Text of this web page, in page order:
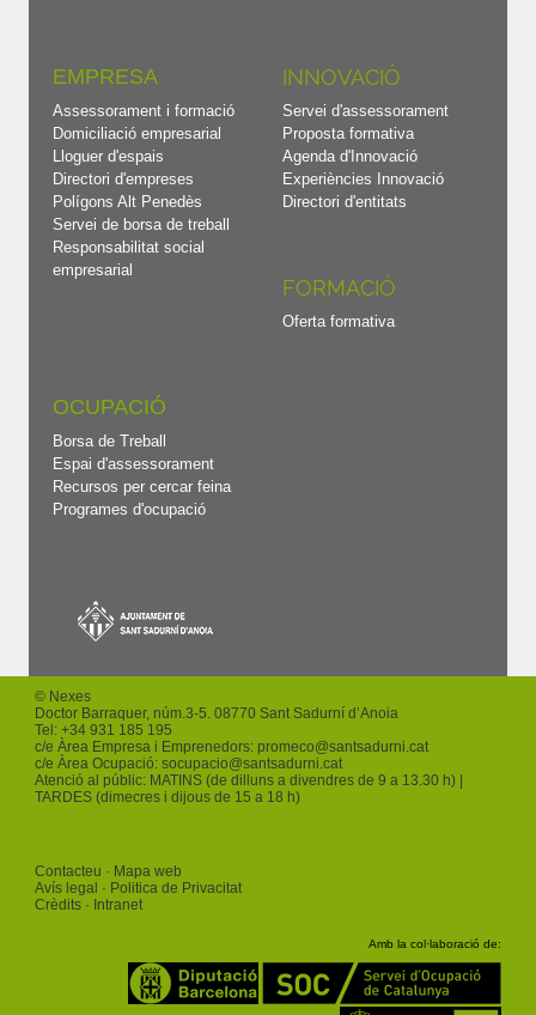
EMPRESA
Assessorament i formació
Domiciliació empresarial
Lloguer d'espais
Directori d'empreses
Polígons Alt Penedès
Servei de borsa de treball
Responsabilitat social
empresarial
INNOVACIÓ
Servei d'assessorament
Proposta formativa
Agenda d'Innovació
Experiències Innovació
Directori d'entitats
FORMACIÓ
Oferta formativa
OCUPACIÓ
Borsa de Treball
Espai d'assessorament
Recursos per cercar feina
Programes d'ocupació
© Nexes
Doctor Barraquer, núm.3-5. 08770 Sant Sadurní d’Anoia
Tel: +34 931 185 195
c/e Àrea Empresa i Emprenedors: promeco@santsadurni.cat
c/e Àrea Ocupació: socupacio@santsadurni.cat
Atenció al públic: MATINS (de dilluns a divendres de 9 a 13.30 h) |
TARDES (dimecres i dijous de 15 a 18 h)
Contacteu
Mapa web
Avís legal
Politica de Privacitat
Crèdits
Intranet
Amb la col·laboració de: